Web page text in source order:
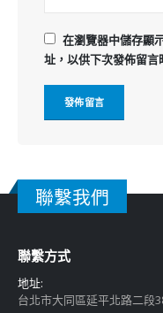
在瀏覽器中儲存顯
址，以供下次發佈留言
聯繫我們
聯繫方式
地址:
台北市大同區延平北路二段